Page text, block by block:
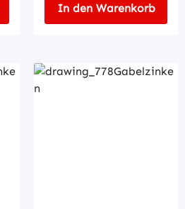
In den Warenkorb